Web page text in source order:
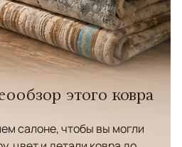
этого ковра
салоне, чтобы вы могли